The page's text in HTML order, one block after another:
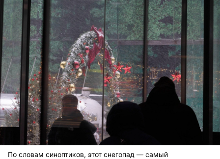
По словам синоптиков, этот снегопад — самый